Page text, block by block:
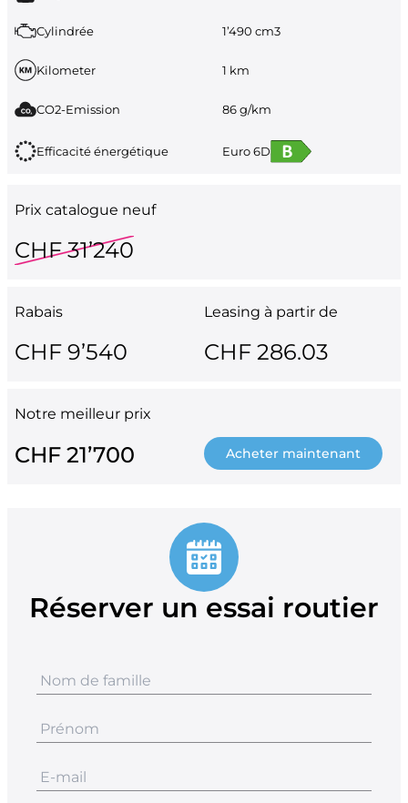
Cylindrée 1’490 cm3
Kilometer 1 km
CO2-Emission 86 g/km
Efficacité énergétique Euro 6D
Prix catalogue neuf
CHF 31’240
Rabais
CHF 9’540
Leasing à partir de
CHF 286.03
Notre meilleur prix
CHF 21’700 Acheter maintenant
Réserver un essai routier